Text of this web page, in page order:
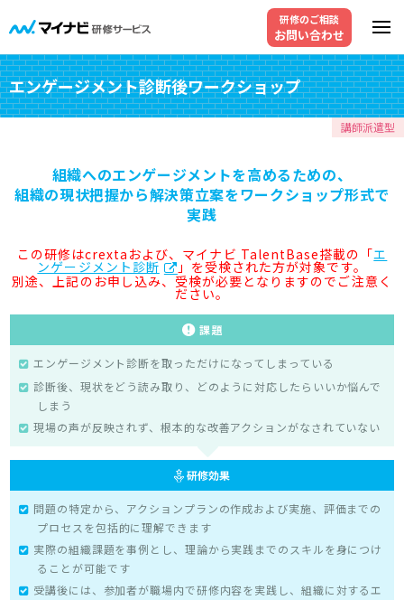
研修のご相談
お問い合わせ
エンゲージメント診断後ワークショップ
講師派遣型
組織へのエンゲージメントを高めるための、
組織の現状把握から解決策立案をワークショップ形式で
実践
この研修はcrextaおよび、マイナビ TalentBase搭載の「エ
ンゲージメント診断
」を受検された方が対象です。
別途、上記のお申し込み、受検が必要となりますのでご注意く
ださい。
エンゲージメント診断を取っただけになってしまっている
診断後、現状をどう読み取り、どのように対応したらいいか悩んで
しまう
現場の声が反映されず、根本的な改善アクションがなされていない
問題の特定から、アクションプランの作成および実施、評価までの
プロセスを包括的に理解できます
実際の組織課題を事例とし、理論から実践までのスキルを身につけ
ることが可能です
受講後には、参加者が職場内で研修内容を実践し、組織に対するエ